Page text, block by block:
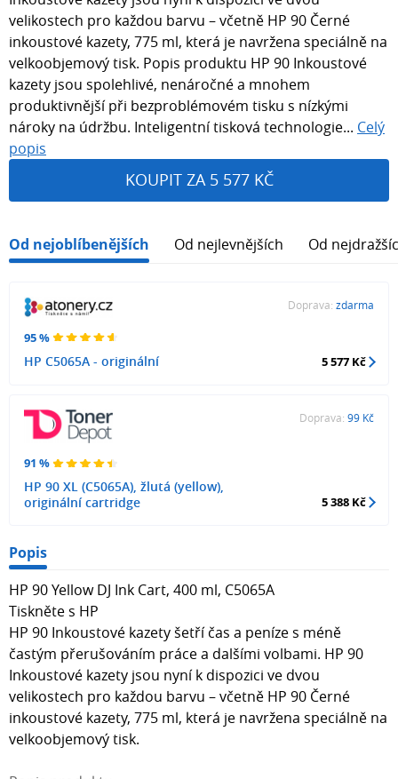
velikostech pro každou barvu – včetně HP 90 Černé
inkoustové kazety, 775 ml, která je navržena speciálně na
velkoobjemový tisk. Popis produktu HP 90 Inkoustové
kazety jsou spolehlivé, nenáročné a mnohem
produktivnější při bezproblémovém tisku s nízkými
nároky na údržbu. Inteligentní tisková technologie... Celý
popis
KOUPIT ZA 5 577 KČ
Od nejoblíbenějších Od nejlevnějších Od
95 %
HP C5065A - originální
Doprava: zdarma
5 577 Kč
91 %
HP 90 XL (C5065A), žlutá (yellow),
originální cartridge
Doprava: 99 Kč
5 388 Kč
Popis
HP 90 Yellow DJ Ink Cart, 400 ml, C5065A
Tiskněte s HP
HP 90 Inkoustové kazety šetří čas a peníze s méně
častým přerušováním práce a dalšími volbami. HP 90
Inkoustové kazety jsou nyní k dispozici ve dvou
velikostech pro každou barvu – včetně HP 90 Černé
inkoustové kazety, 775 ml, která je navržena speciálně na
velkoobjemový tisk.